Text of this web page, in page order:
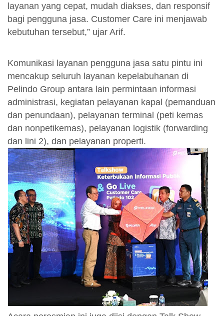
layanan yang cepat, mudah diakses, dan responsif
bagi pengguna jasa. Customer Care ini menjawab
kebutuhan tersebut,” ujar Arif.
Komunikasi layanan pengguna jasa satu pintu ini
mencakup seluruh layanan kepelabuhanan di
Pelindo Group antara lain permintaan informasi
administrasi, kegiatan pelayanan kapal (pemanduan
dan penundaan), pelayanan terminal (peti kemas
dan nonpetikemas), pelayanan logistik (forwarding
dan lini 2), dan pelayanan properti.